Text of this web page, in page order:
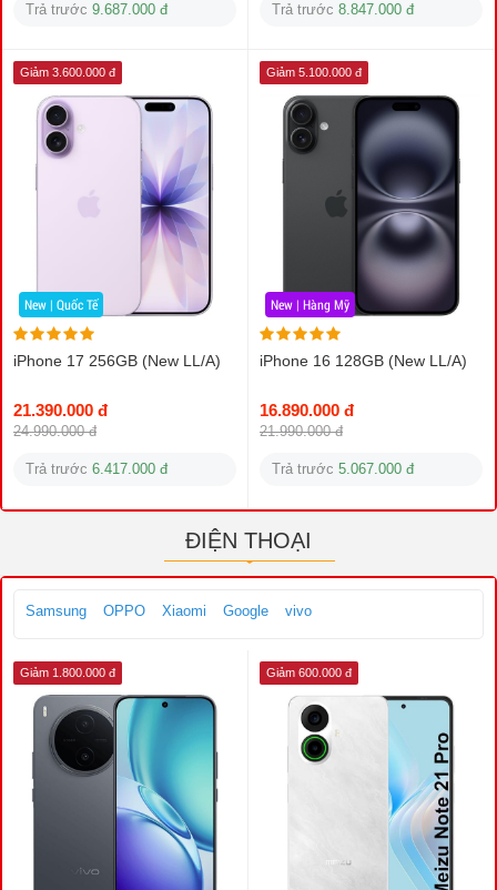
Trả trước 9.687.000 đ Trả trước 8.847.000 đ
New | Quốc Tế
Giảm 3.600.000 đ
iPhone 17 256GB (New LL/A)
21.390.000 đ
24.990.000 đ
Trả trước 6.417.000 đ
New | Hàng Mỹ
Giảm 5.100.000 đ
iPhone 16 128GB (New LL/A)
16.890.000 đ
21.990.000 đ
Trả trước 5.067.000 đ
ĐIỆN THOẠI
Samsung OPPO Xiaomi Google vivo
Giảm 1.800.000 đ Giảm 600.000 đ